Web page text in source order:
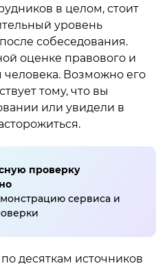
в целом, стоит
уровень
после собеседования.
оценке правового и
Возможно его
тому, что вы
или увидели в
проверку
сервиса и
десяткам источников